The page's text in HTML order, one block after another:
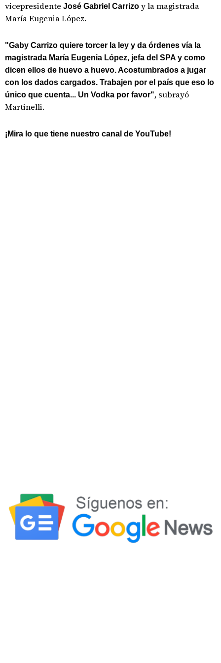
vicepresidente José Gabriel Carrizo y la magistrada
María Eugenia López.
"Gaby Carrizo quiere torcer la ley y da órdenes vía la
magistrada María Eugenia López, jefa del SPA y como
dicen ellos de huevo a huevo. Acostumbrados a jugar
con los dados cargados. Trabajen por el país que eso lo
único que cuenta... Un Vodka por favor", subrayó
Martinelli.
¡Mira lo que tiene nuestro canal de YouTube!